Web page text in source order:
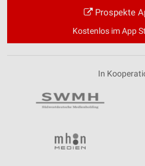
Prospekte
Kostenlos im App
In